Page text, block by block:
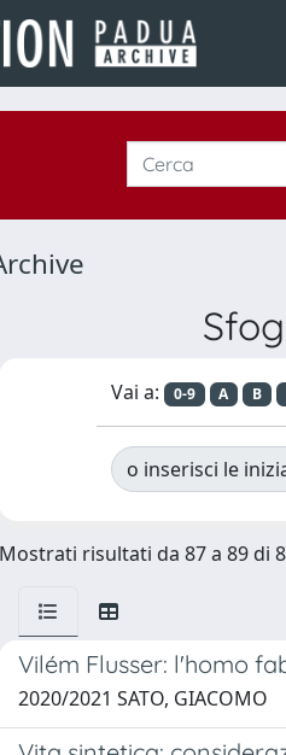
Vai a: 0-9 A B
o inserisci le
Mostrati risultati da 87 a 89 di
Vilém Flusser: l'homo
2020/2021 SATO, GIACOMO